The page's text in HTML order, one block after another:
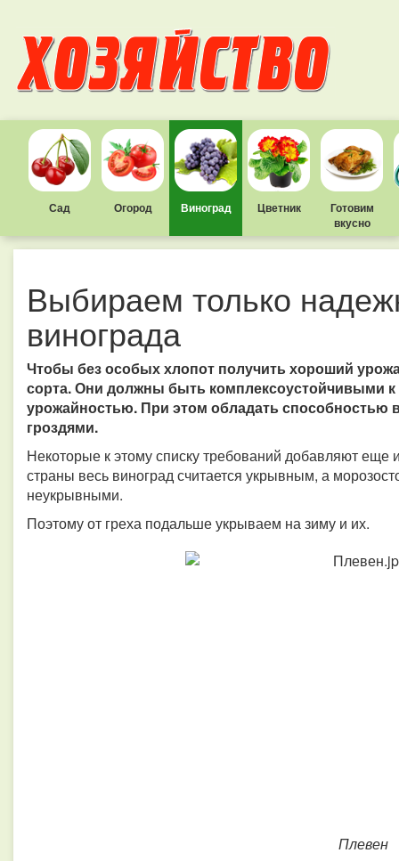
Сад Огород Виноград Цветник
Готовим
вкусно
Выбираем только
винограда
Чтобы без особых хлопот получить хороший
сорта. Они должны быть комплексоустойчивыми
урожайностью. При этом обладать способностью
гроздями.
Некоторые к этому списку требований добавляют еще
страны весь виноград считается укрывным, а
неукрывными.
Поэтому от греха подальше укрываем на зиму и их.
Плевен